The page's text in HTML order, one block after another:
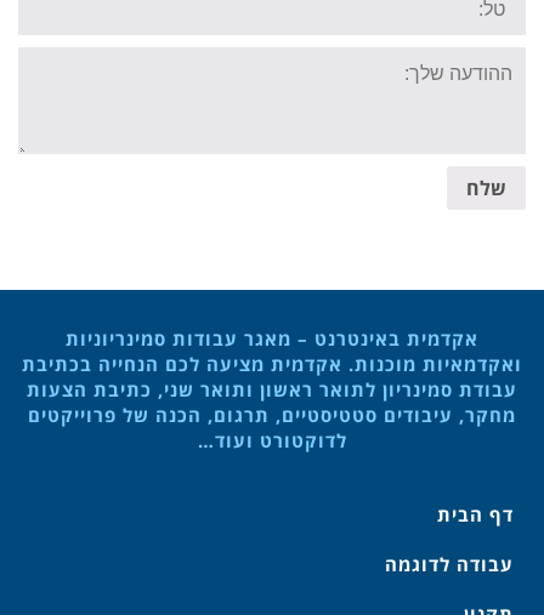
Your
message:
שלח
אקדמית באינטרנט – מאגר עבודות סמינריוניות
ואקדמאיות מוכנות. אקדמית מציעה לכם הנחייה בכתיבת
עבודת סמינריון לתואר ראשון ותואר שני, כתיבת הצעות
מחקר, עיבודים סטטיסטיים, תרגום, הכנה של פרוייקטים
לדוקטורט ועוד…
דף הבית
עבודה לדוגמה